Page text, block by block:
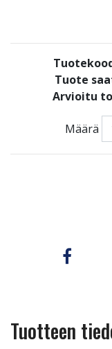
Tuote
Arvioitu
Määrä
Tuotteen